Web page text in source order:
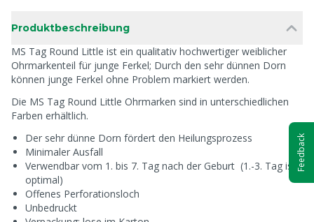
Produktbeschreibung
MS Tag Round Little ist ein qualitativ hochwertiger weiblicher
Ohrmarkenteil für junge Ferkel; Durch den sehr dünnen Dorn
können junge Ferkel ohne Problem markiert werden.
Die MS Tag Round Little Ohrmarken sind in unterschiedlichen
Farben erhältlich.
Der sehr dünne Dorn fördert den Heilungsprozess
Minimaler Ausfall
Verwendbar vom 1. bis 7. Tag nach der Geburt (1.-3. Tag ist
optimal)
Offenes Perforationsloch
Unbedruckt
Feedback